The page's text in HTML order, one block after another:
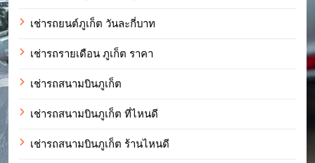
เช่ารถยนต์ภูเก็ต วันละกี่บาท
เช่ารถรายเดือน ภูเก็ต ราคา
เช่ารถสนามบินภูเก็ต
เช่ารถสนามบินภูเก็ต ที่ไหนดี
เช่ารถสนามบินภูเก็ต ร้านไหนดี